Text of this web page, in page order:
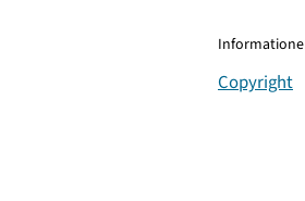
Copyright